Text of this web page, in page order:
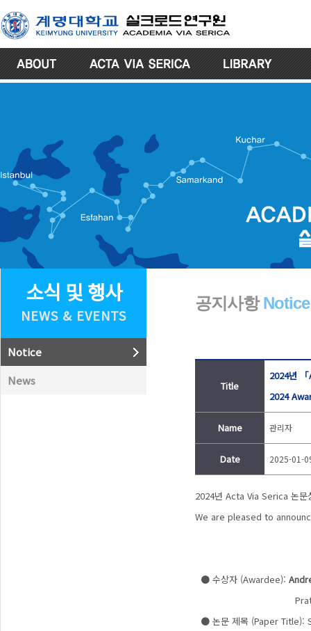
소식 및 행사
NEWS & EVENTS
Notice
News
공지사항Notice
Title
2024년
2024
Name 관리자
Date 2025-01-
2024년 Acta Via Serica 논문
We are pleased to
● 수상자 (Awardee):
Pratique des
● 논문 제목 (Paper Title):